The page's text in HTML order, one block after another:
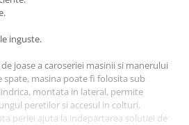
inguste.
joase a caroseriei masinii si manerului
spate, masina poate fi folosita sub
montata in lateral, permite
peretilor si accesul in colturi.
periei ajuta la indepartarea solutiei de